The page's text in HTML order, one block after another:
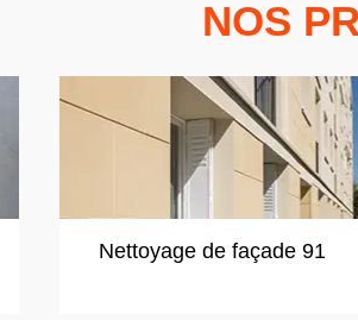
NOS
Nettoyage de façade 91